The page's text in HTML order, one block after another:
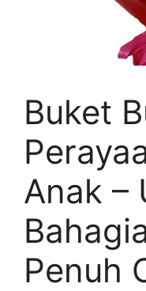
Buket
Anak –
Penuh